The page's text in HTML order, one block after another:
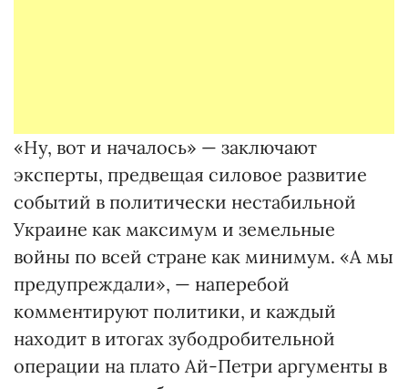
«Ну, вот и началось» — заключают
эксперты, предвещая силовое развитие
событий в политически нестабильной
Украине как максимум и земельные
войны по всей стране как минимум. «А мы
предупреждали», — наперебой
комментируют политики, и каждый
находит в итогах зубодробительной
операции на плато Ай-Петри аргументы в